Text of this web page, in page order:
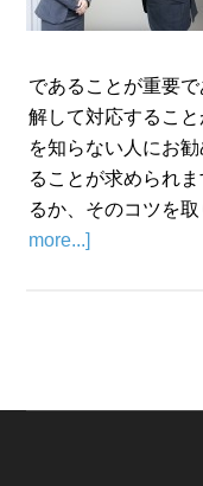
であることが重要
解して対応するこ
を知らない人にお
ることが求められ
るか、そのコツを
more...]